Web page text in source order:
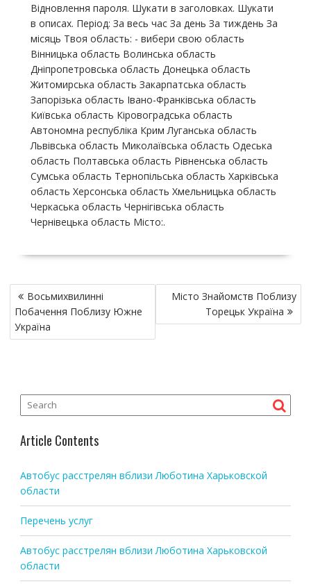
Відновлення пароля. Шукати в заголовках. Шукати
в описах. Період: За весь час За день За тиждень За
місяць Твоя область: - вибери свою область
Вінницька область Волинська область
Дніпропетровська область Донецька область
Житомирська область Закарпатська область
Запорізька область Івано-Франківська область
Київська область Кіровоградська область
Автономна республіка Крим Луганська область
Львівська область Миколаївська область Одеська
область Полтавська область Рівненська область
Сумська область Тернопільська область Харківська
область Херсонська область Хмельницька область
Черкаська область Чернігівська область
Чернівецька область Місто:.
P
o
s
t
Восьмихвилинні
Побачення Поблизу Южне
Україна
Місто Знайомств Поблизу
Торецьк Україна
Article Contents
Автобус расстрелян вблизи Люботина Харьковской
области
Перечень услуг
Автобус расстрелян вблизи Люботина Харьковской
области